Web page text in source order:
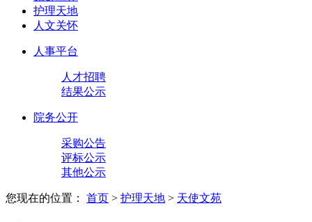
护理天地
人文关怀
人事平台
人才招聘
结果公示
院务公开
采购公告
评标公示
其他公示
您现在的位置： 首页 > 护理天地 > 天使文苑